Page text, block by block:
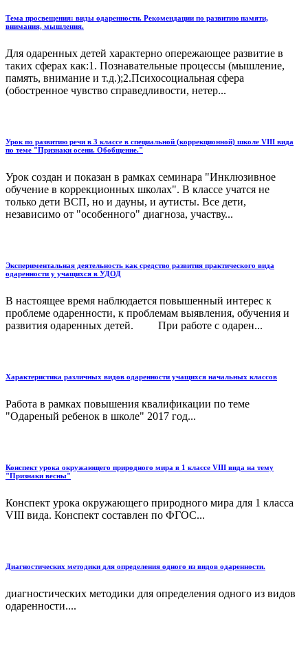
Тема просвещения: виды одаренности. Рекомендации по развитию памяти,
внимания, мышления.
Для одаренных детей характерно опережающее развитие в
таких сферах как:1. Познавательные процессы (мышление,
память, внимание и т.д.);2.Психосоциальная сфера
(обостренное чувство справедливости, нетер...
Урок по развитию речи в 3 классе в специальной (коррекционной) школе VIII вида
по теме "Признаки осени. Обобщение."
Урок создан и показан в рамках семинара "Инклюзивное
обучение в коррекционных школах". В классе учатся не
только дети ВСП, но и дауны, и аутисты. Все дети,
независимо от "особенного" диагноза, участву...
Экспериментальная деятельность как средство развития практического вида
одаренности у учащихся в УДОД
В настоящее время наблюдается повышенный интерес к
проблеме одаренности, к проблемам выявления, обучения и
развития одаренных детей. При работе с одарен...
Характеристика различных видов одаренности учащихся начальных классов
Работа в рамках повышения квалификации по теме
"Одареный ребенок в школе" 2017 год...
Конспект урока окружающего природного мира в 1 классе VIII вида на тему
"Признаки весны"
Конспект урока окружающего природного мира для 1 класса
VIII вида. Конспект составлен по ФГОС...
Диагностических методики для определения одного из видов одаренности.
диагностических методики для определения одного из видов
одаренности....